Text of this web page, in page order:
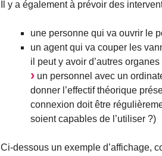
Il y a également à prévoir des
une personne qui va ouvrir le
un agent qui va couper les
il peut y avoir d’autres
un personnel avec un
donner l’effectif théorique
connexion doit être
soient capables de l’utiliser ?)
Ci-dessous un exemple d’affichage,